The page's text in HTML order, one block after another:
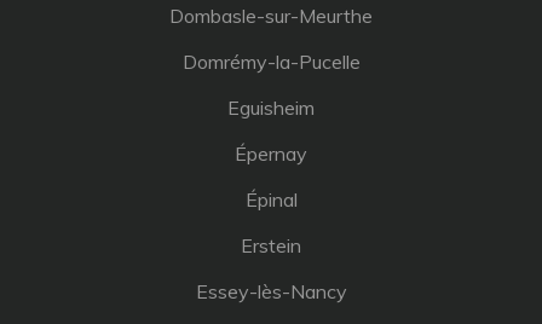
Dombasle-sur-Meurthe
Domrémy-la-Pucelle
Eguisheim
Épernay
Épinal
Erstein
Essey-lès-Nancy